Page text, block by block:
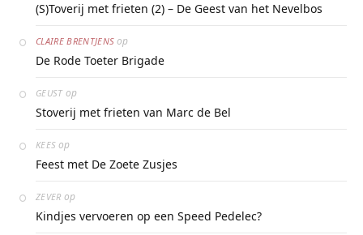
(S)Toverij met frieten (2) – De Geest van het Nevelbos
CLAIRE BRENTJENS op
De Rode Toeter Brigade
GEUST op
Stoverij met frieten van Marc de Bel
KEES op
Feest met De Zoete Zusjes
ZEVER op
Kindjes vervoeren op een Speed Pedelec?